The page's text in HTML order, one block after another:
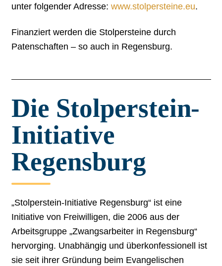
unter folgender Adresse:www.stolpersteine.eu.
Finanziert werden die Stolpersteine durch
Patenschaften – so auch in Regensburg.
Die Stolperstein-
Initiative
Regensburg
„Stolperstein-Initiative Regensburg“ ist eine
Initiative von Freiwilligen, die 2006 aus der
Arbeitsgruppe „Zwangsarbeiter in Regensburg“
hervorging. Unabhängig und überkonfessionell ist
sie seit ihrer Gründung beim Evangelischen